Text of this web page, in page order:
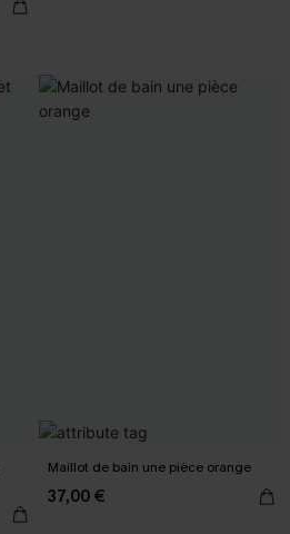
Maillot de bain une pièce orange
37,00 €